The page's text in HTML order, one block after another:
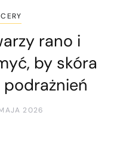
rano i
by skóra
podrażnień
2026